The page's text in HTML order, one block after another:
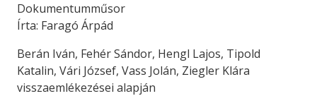
Dokumentumműsor
Írta: Faragó Árpád
Berán Iván, Fehér Sándor, Hengl Lajos, Tipold
Katalin, Vári József, Vass Jolán, Ziegler Klára
visszaemlékezései alapján